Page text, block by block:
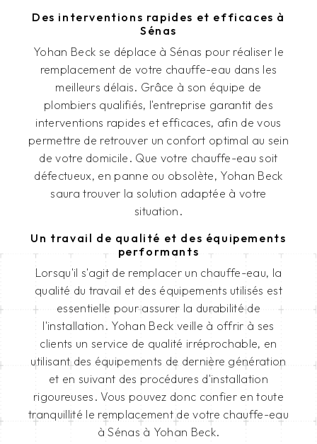
Des interventions rapides et efficaces à
Sénas
Yohan Beck se déplace à Sénas pour réaliser le
remplacement de votre chauffe-eau dans les
meilleurs délais. Grâce à son équipe de
plombiers qualifiés, l'entreprise garantit des
interventions rapides et efficaces, afin de vous
permettre de retrouver un confort optimal au sein
de votre domicile. Que votre chauffe-eau soit
défectueux, en panne ou obsolète, Yohan Beck
saura trouver la solution adaptée à votre
situation.
Un travail de qualité et des équipements
performants
Lorsqu'il s'agit de remplacer un chauffe-eau, la
qualité du travail et des équipements utilisés est
essentielle pour assurer la durabilité de
l'installation. Yohan Beck veille à offrir à ses
clients un service de qualité irréprochable, en
utilisant des équipements de dernière génération
et en suivant des procédures d'installation
rigoureuses. Vous pouvez donc confier en toute
tranquillité le remplacement de votre chauffe-eau
à Sénas à Yohan Beck.